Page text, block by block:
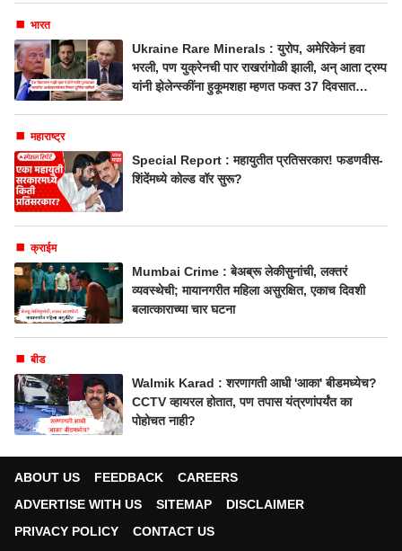
भारत
Ukraine Rare Minerals : युरोप, अमेरिकेनं हवा
भरली, पण युक्रेनची पार राखरांगोळी झाली, अन् आता ट्रम्प
यांनी झेलेन्स्कींना हुकूमशहा म्हणत फक्त 37 दिवसात
महाराष्ट्र
Special Report : महायुतीत प्रतिसरकार! फडणवीस-
शिंदेंमध्ये कोल्ड वॉर सुरू?
क्राईम
Mumbai Crime : बेअब्रू लेकीसुनांची, लक्तरं
व्यवस्थेची; मायानगरीत महिला असुरक्षित, एकाच दिवशी
बलात्काराच्या चार घटना
बीड
Walmik Karad : शरणागती आधी 'आका' बीडमध्येच?
CCTV व्हायरल होतात, पण तपास यंत्रणांपर्यंत का
पोहोचत नाही?
ABOUT US FEEDBACK
CAREERS
ADVERTISE WITH US
SITEMAP
DISCLAIMER
PRIVACY POLICY
CONTACT US